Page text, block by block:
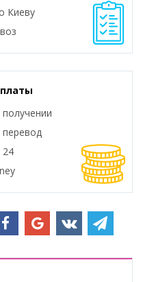
Киеву
24